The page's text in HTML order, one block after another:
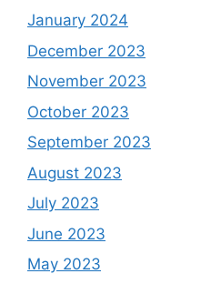
January 2024
December 2023
November 2023
October 2023
September 2023
August 2023
July 2023
June 2023
May 2023